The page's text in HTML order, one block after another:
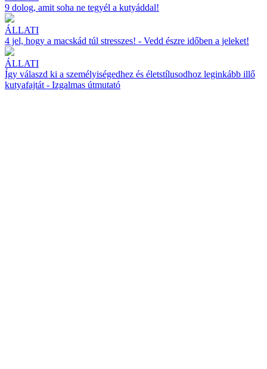
9 dolog, amit soha ne tegyél a kutyáddal!
ÁLLATI
4 jel, hogy a macskád túl stresszes! - Vedd észre időben a jeleket!
ÁLLATI
Így válaszd ki a személyiségedhez és életstílusodhoz leginkább illő
kutyafajtát - Izgalmas útmutató